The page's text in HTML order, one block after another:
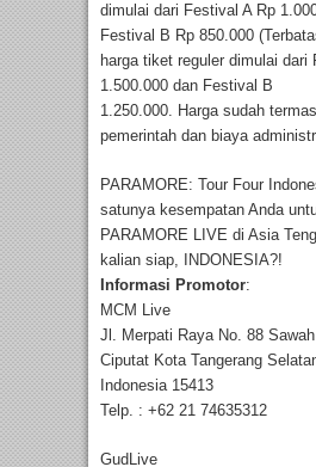
dimulai dari Festival A Rp
Festival B Rp 850.000
harga tiket reguler dimulai dari
1.500.000 dan Festival B
1.250.000. Harga sudah
pemerintah dan biaya
PARAMORE: Tour Four
satunya kesempatan Anda
PARAMORE LIVE di Asia
kalian siap, INDONESIA?!
Informasi Promotor:
MCM Live
Jl. Merpati Raya No. 88
Ciputat Kota Tangerang
Indonesia 15413
Telp. : +62 21 74635312
GudLive